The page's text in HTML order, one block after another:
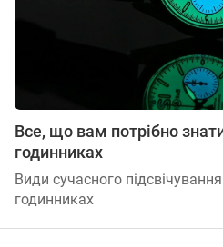
Все, що вам потрібно
годинниках
Види сучасного
годинниках